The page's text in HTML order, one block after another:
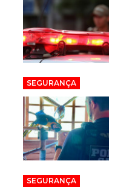
SEGURANÇA
SEGURANÇA